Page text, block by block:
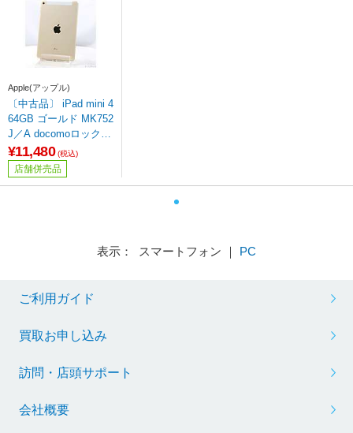
Apple(アップル)
〔中古品〕 iPad mini 4
64GB ゴールド MK752
J／A docomoロック解
除SIMフリー ［7.9イ
ンチ液晶／Apple-A8］
¥11,480 (税込)
店舗併売品
表示： スマートフォン ｜ PC
ご利用ガイド
買取お申し込み
訪問・店頭サポート
会社概要